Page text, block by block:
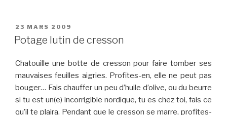
PUBLIÉ
LE
23 MARS 2009
Potage lutin de cresson
Chatouille une botte de cresson pour faire tomber ses
mauvaises feuilles aigries. Profites-en, elle ne peut pas
bouger… Fais chauffer un peu d’huile d’olive, ou du beurre
si tu est un(e) incorrigible nordique, tu es chez toi, fais ce
qu’il te plaira. Pendant que le cresson se marre, profites-